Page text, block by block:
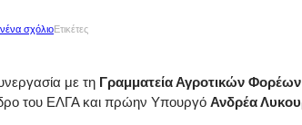
σχόλιοΕτικέτες
με τη Γραμματεία Αγροτικών Φορέων
του ΕΛΓΑ και πρώην Υπουργό Ανδρέα